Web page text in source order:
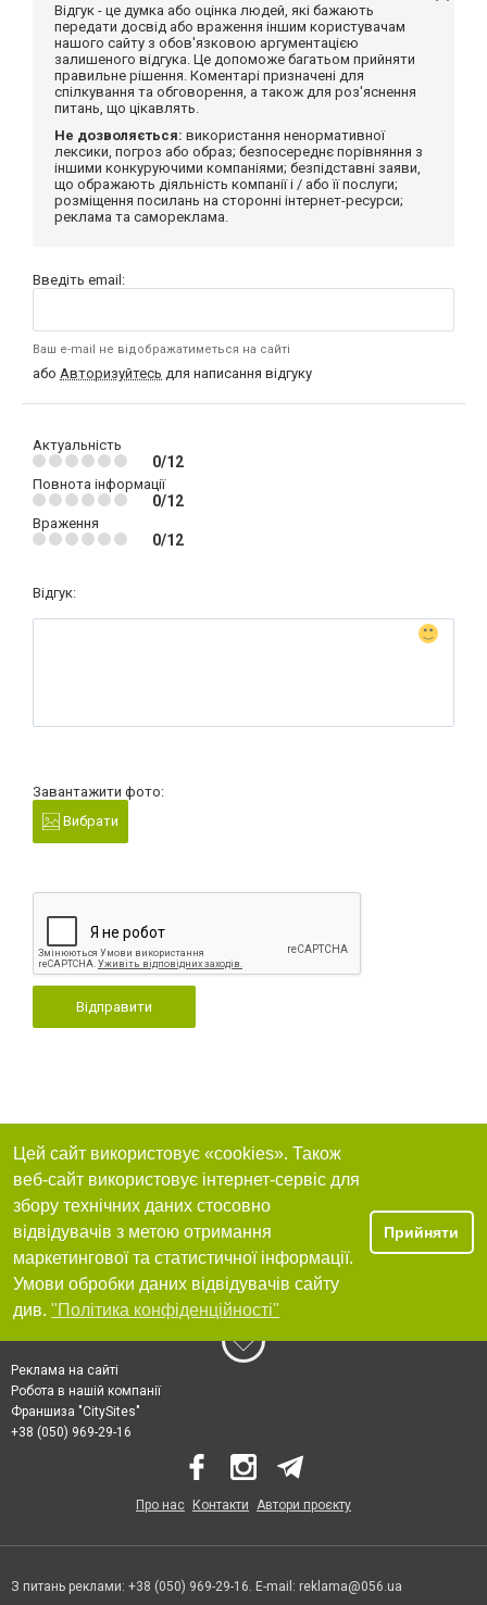
Відгук - це думка або оцінка людей, які бажають
передати досвід або враження іншим користувачам
нашого сайту з обов'язковою аргументацією
залишеного відгука. Це допоможе багатьом прийняти
правильне рішення. Коментарі призначені для
спілкування та обговорення, а також для роз'яснення
питань, що цікавлять.
Не дозволяється: використання ненормативної
лексики, погроз або образ; безпосереднє порівняння з
іншими конкуруючими компаніями; безпідставні заяви,
що ображають діяльність компанії і / або її послуги;
розміщення посилань на сторонні інтернет-ресурси;
реклама та самореклама.
Введіть email:
Ваш e-mail не відображатиметься на сайті
або Авторизуйтесь для написання відгуку
Актуальність
0/12
Повнота інформації
0/12
Враження
0/12
Відгук:
Завантажити фото:
Вибрати
Відправити
Цей сайт використовує «cookies». Також
веб-сайт використовує інтернет-сервіс для
збору технічних даних стосовно
відвідувачів з метою отримання
маркетингової та статистичної інформації.
Умови обробки даних відвідувачів сайту
див. "Політика конфіденційності"
Прийняти
Реклама на сайті
Робота в нашій компанії
Франшиза "CitySites"
+38 (050) 969-29-16
Про нас Контакти Автори проєкту
З питань реклами: +38 (050) 969-29-16. E-mail: reklama@056.ua